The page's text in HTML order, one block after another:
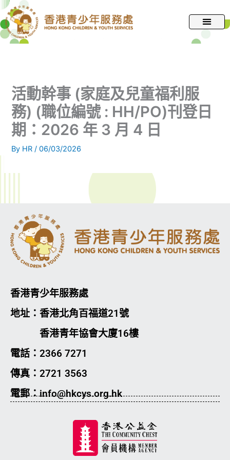
跳
至
主
活動幹事 (家庭及兒童福利服
務) (職位編號 : HH/PO)刊登日
期：2026 年 3 月 4 日
By HR/06/03/2026
香港青少年服務處
地址：香港北角百福道21號
香港青年協會大廈16樓
電話：2366 7271
傳真：2721 3563
電郵：info@hkcys.org.hk